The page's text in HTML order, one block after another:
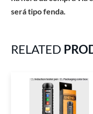
será tipo fenda.
RELATED